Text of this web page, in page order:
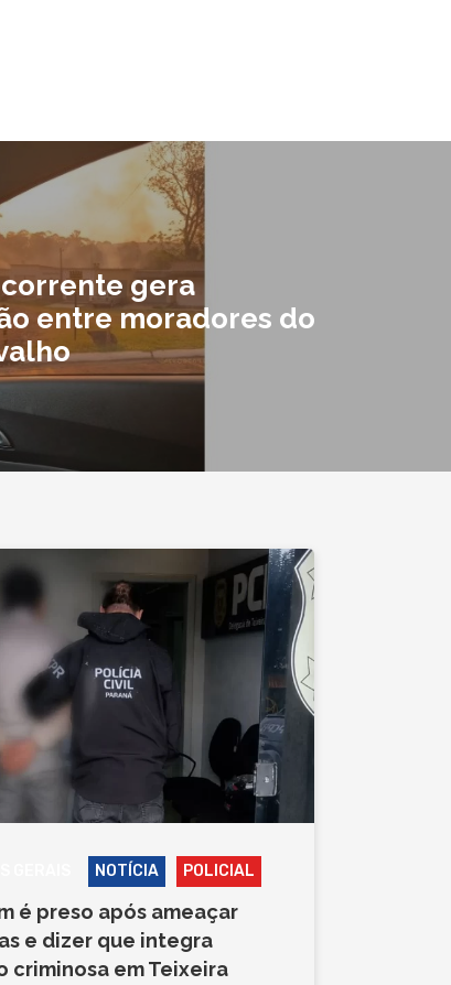
gera
entre moradores do
NOTÍCIA POLICIAL
é preso após ameaçar
e dizer que integra
criminosa em Teixeira